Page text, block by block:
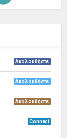
Ακολουθήστε
Ακολουθήστε
Ακολουθήστε
Connect